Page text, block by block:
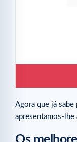
Agora que já
apresentamos-lhe